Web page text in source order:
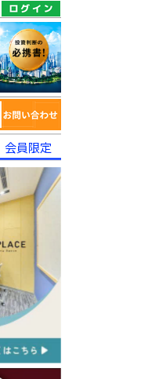
会員限定